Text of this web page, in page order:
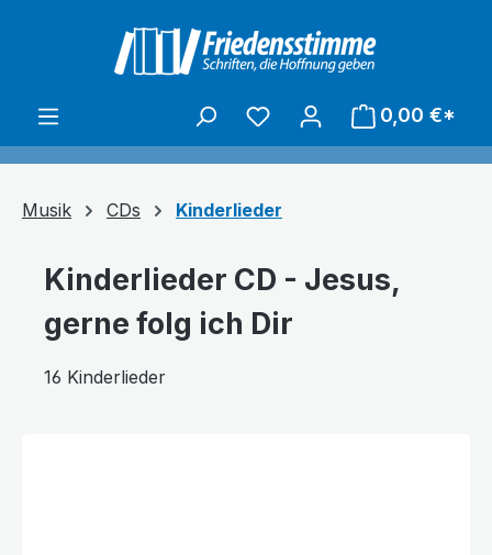
0,00 €*
Musik CDs Kinderlieder
Kinderlieder CD - Jesus,
gerne folg ich Dir
16 Kinderlieder